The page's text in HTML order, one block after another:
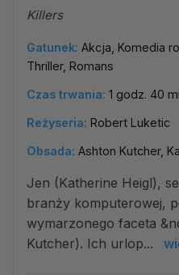
Killers
Gatunek: Akcja, Komedia
Thriller, Romans
Czas trwania: 1 godz. 40
Reżyseria: Robert Luketic
Obsada: Ashton Kutcher,
Jen (Katherine Heigl),
branży komputerowej,
wymarzonego faceta
Kutcher). Ich urlop...